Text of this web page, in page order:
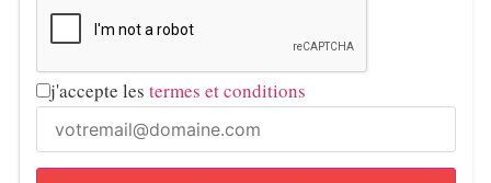
j'accepte les termes et conditions